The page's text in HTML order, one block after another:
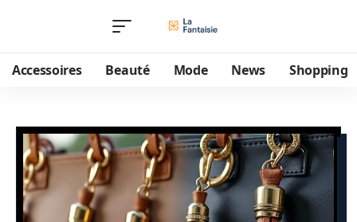
Accessoires Beauté Mode News Shopping